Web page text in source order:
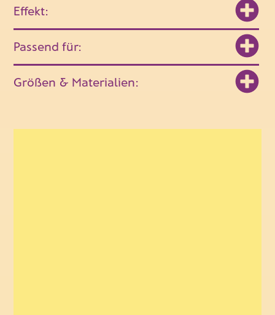
Effekt:
Passend für:
Größen & Materialien: